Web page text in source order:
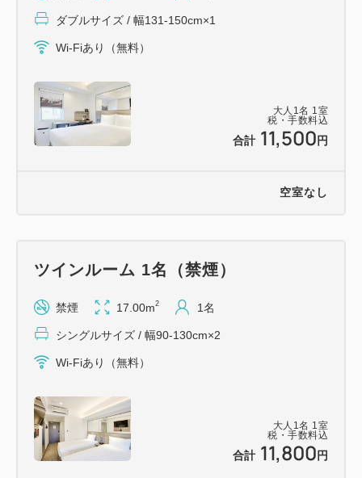
＝＝＝＝＝＝＝＝＝＝＝＝＝＝＝＝＝＝＝＝＝＝＝＝
・札幌市営地下鉄 東豊線「豊水すすきの駅」6番出
口より徒歩約3分
・立体駐車場【高さ制限155cmまでの車両限定、先
・車両制限外・満車の場合は、提携駐車場は2カ所ご
ざいます。
8.4（154台）
1800円／1泊 ホテルフロントにて精算をお願いし
・提携駐車場も満車の場合は、周辺コインパーキング
をご利用ください。
大人 1 名 1 室
税・手数料込
合計 11,500 円
ダブルサイズ / 幅131-150cm×1
Wi-Fiあり（無料）
空室なし
大人 1 名 1 室
税・手数料込
合計 11,800 円
ツインルーム 1名（禁煙）
禁煙 17.00m2 1名
シングルサイズ / 幅90-130cm×2
Wi-Fiあり（無料）